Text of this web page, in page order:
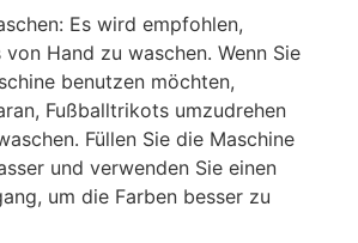
Es wird empfohlen,
Hand zu waschen. Wenn Sie
benutzen möchten,
Fußballtrikots umzudrehen
Füllen Sie die Maschine
und verwenden Sie einen
um die Farben besser zu